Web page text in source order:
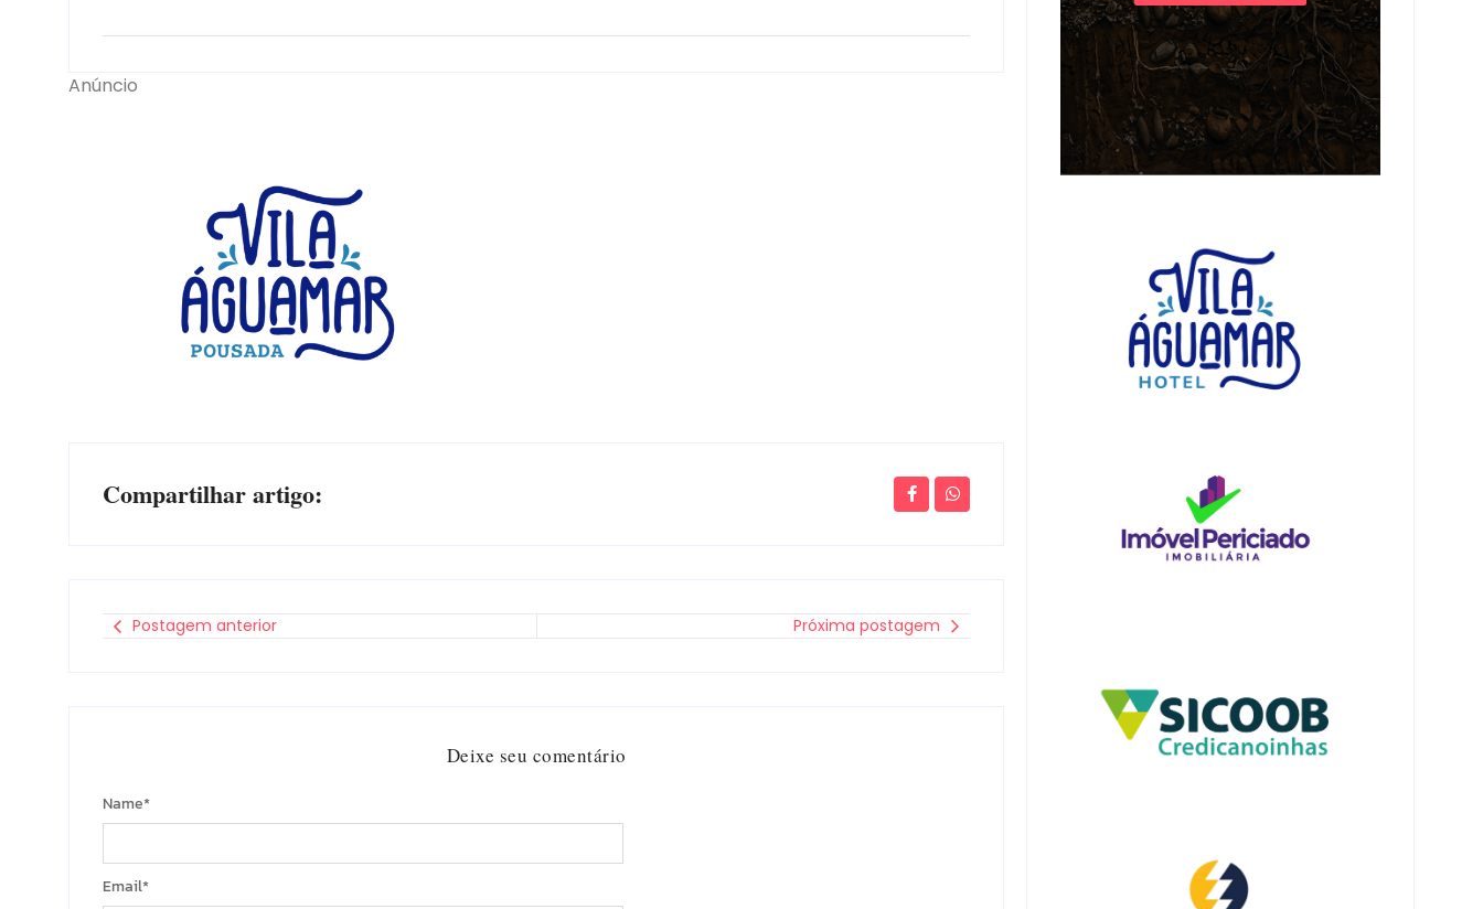
Anúncio
Compartilhar artigo:
Postagem anterior Próxima postagem
Deixe seu comentário
Name*
Email*